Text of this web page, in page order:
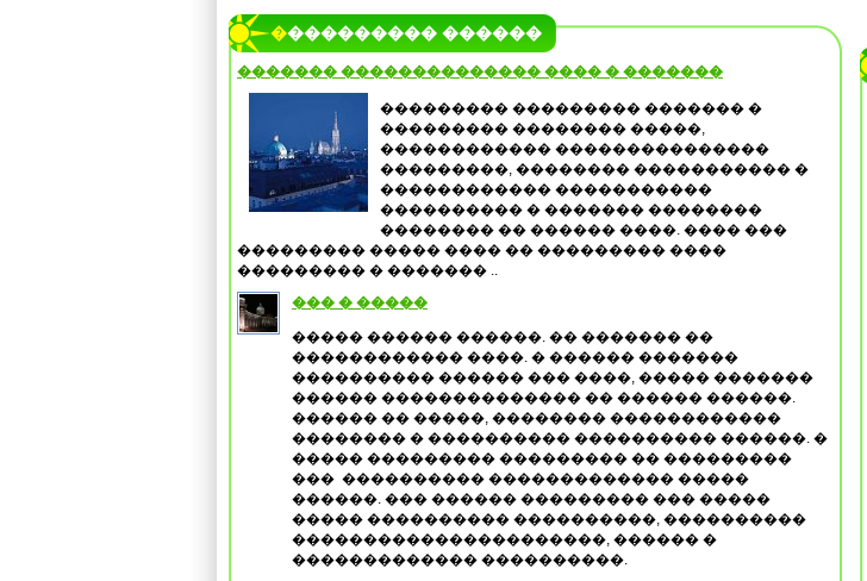
���������� ������
������� �������������� ���� � �������
��������� ��������� ������� �
��������� �������� �����,
������������ ���������������
���������, �������� ����������� �
������������ �����������
���������� � ������� ��������
�������� �� ������ ����. ���� ���
��������� ����� ���� �� ��������� ����
��������� � ������� ..
��� � �����
����� ������ ������. �� ������� ��
������������ ����. � ������ �������
���������� ������ ��� ����, ����� �������
������ �������������� �� ������ ������.
������ �� �����, �������� ������������
�������� � ���������� ���������� ������. �
����� ��������� ��������� �� ���������
��� ���������� ������������� �����
������. ��� ������ ��������� ��� �����
����� ���������� ����������, ����������
����������������������, ������ �
������������� ����������.